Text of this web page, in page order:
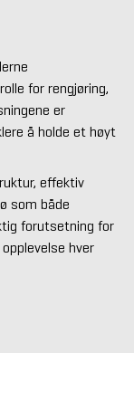
for rengjøring,
er
å holde et høyt
effektiv
som både
forutsetning for
hver